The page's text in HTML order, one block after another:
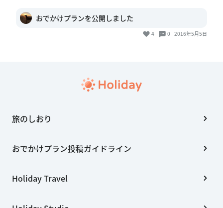
おでかけプランを公開しました
4 0 2016年5月5日
旅のしおり
おでかけプラン投稿ガイドライン
Holiday Travel